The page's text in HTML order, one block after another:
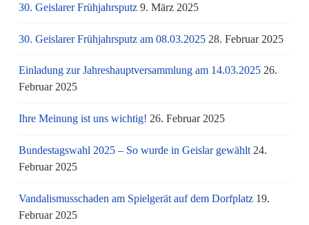
30. Geislarer Frühjahrsputz 9. März 2025
30. Geislarer Frühjahrsputz am 08.03.2025 28. Februar 2025
Einladung zur Jahreshauptversammlung am 14.03.2025 26.
Februar 2025
Ihre Meinung ist uns wichtig! 26. Februar 2025
Bundestagswahl 2025 – So wurde in Geislar gewählt 24.
Februar 2025
Vandalismusschaden am Spielgerät auf dem Dorfplatz 19.
Februar 2025